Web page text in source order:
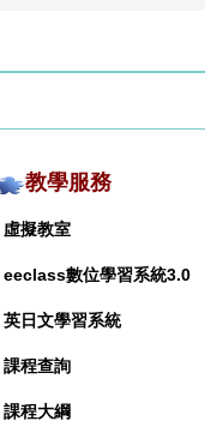
教學服務
虛擬教室
eeclass數位學習系統3.0
英日文學習系統
課程查詢
課程大綱